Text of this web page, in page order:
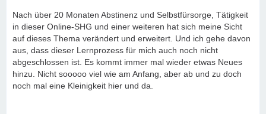
Nach über 20 Monaten Abstinenz und Selbstfürsorge, Tätigkeit
in dieser Online-SHG und einer weiteren hat sich meine Sicht
auf dieses Thema verändert und erweitert. Und ich gehe davon
aus, dass dieser Lernprozess für mich auch noch nicht
abgeschlossen ist. Es kommt immer mal wieder etwas Neues
hinzu. Nicht sooooo viel wie am Anfang, aber ab und zu doch
noch mal eine Kleinigkeit hier und da.